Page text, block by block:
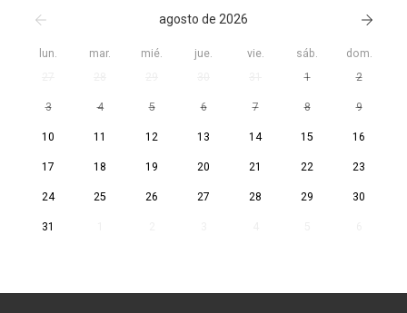
Contacto
agosto de 2026
lun. mar. mié. jue. vie. sáb.
dom.
1 2
3 4 5 6 7 8 9
10 11 12 13 14 15 16
17 18 19 20 21 22 23
24 25 26 27 28 29 30
31